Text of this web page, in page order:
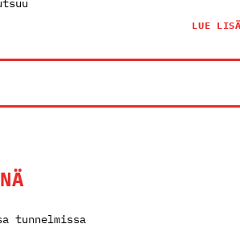
LUE
tunnelmissa